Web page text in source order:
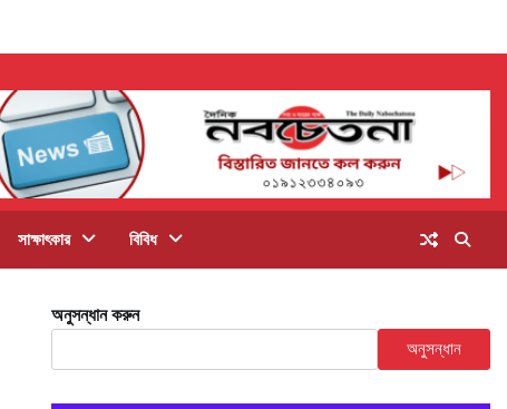
সাক্ষাৎকার বিবিধ
অনুসন্ধান করুন
অনুসন্ধান